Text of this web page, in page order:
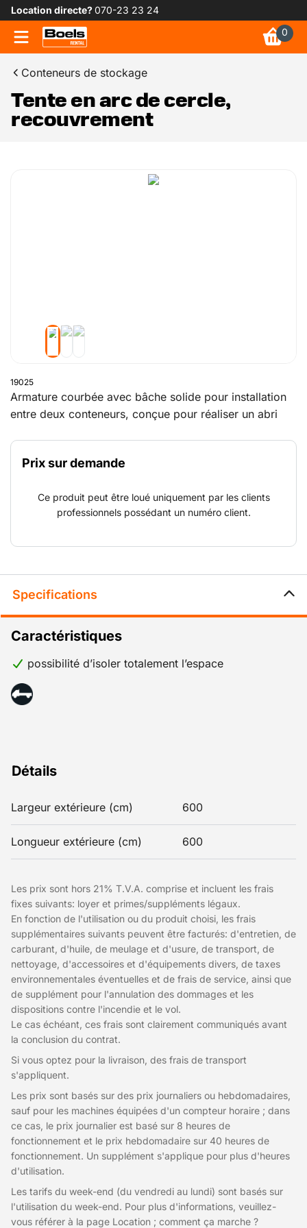
Location directe?070-23 23 24
0
Conteneurs de stockage
Tente en arc de cercle,
recouvrement
19025
Armature courbée avec bâche solide pour installation
entre deux conteneurs, conçue pour réaliser un abri
fermée et/ou une paroi avant avec passage
verrouillable. Dimensions différentes sur demande. Ce
être monté par le client lui-même.
Prix sur demande
Ce produit peut être loué uniquement par les clients
professionnels possédant un numéro client.
Specifications
Détails
Largeur extérieure (cm) 600
Longueur extérieure (cm) 600
Caractéristiques
possibilité d’isoler totalement l’espace
Les prix sont hors 21% T.V.A. comprise et incluent les frais
fixes suivants: loyer et primes/suppléments légaux.
En fonction de l'utilisation ou du produit choisi, les frais
supplémentaires suivants peuvent être facturés: d'entretien, de
carburant, d'huile, de meulage et d'usure, de transport, de
nettoyage, d'accessoires et d'équipements divers, de taxes
environnementales éventuelles et de frais de service, ainsi que
de supplément pour l'annulation des dommages et les
dispositions contre l'incendie et le vol.
Le cas échéant, ces frais sont clairement communiqués avant
la conclusion du contrat.
Si vous optez pour la livraison, des frais de transport
s'appliquent.
Les prix sont basés sur des prix journaliers ou hebdomadaires,
sauf pour les machines équipées d'un compteur horaire ; dans
ce cas, le prix journalier est basé sur 8 heures de
fonctionnement et le prix hebdomadaire sur 40 heures de
fonctionnement. Un supplément s'applique pour plus d'heures
d'utilisation.
Les tarifs du week-end (du vendredi au lundi) sont basés sur
l'utilisation du week-end. Pour plus d'informations, veuillez-
vous référer à la page Location ; comment ça marche ?